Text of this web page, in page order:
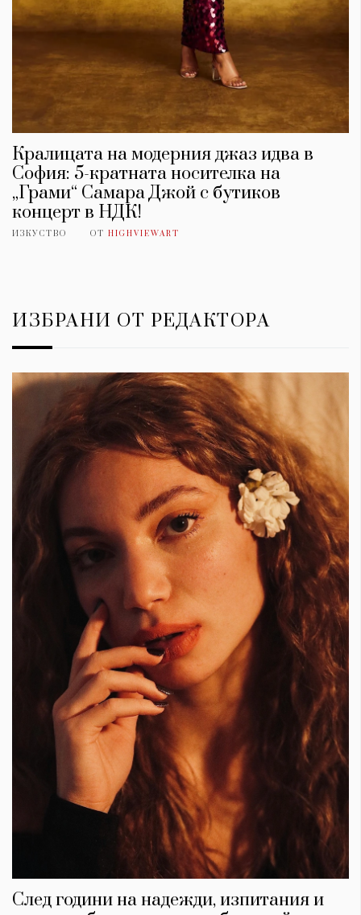
Кралицата на модерния джаз идва в
София: 5-кратната носителка на
„Грами“ Самара Джой с бутиков
концерт в НДК!
ИЗКУСТВО ОТ HIGHVIEWART
ИЗБРАНИ ОТ РЕДАКТОРА
След години на надежди, изпитания и